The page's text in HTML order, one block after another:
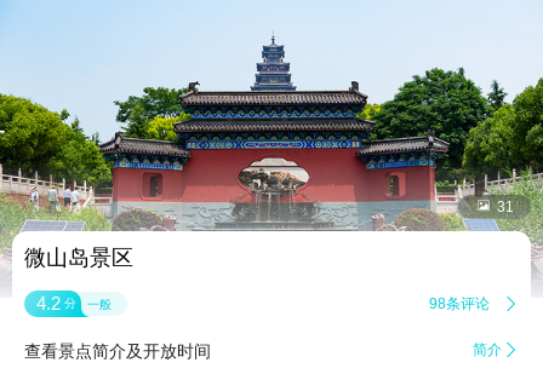
 31
微山岛景区
4.2 分 一般 98条评论 
查看景点简介及开放时间 简介 